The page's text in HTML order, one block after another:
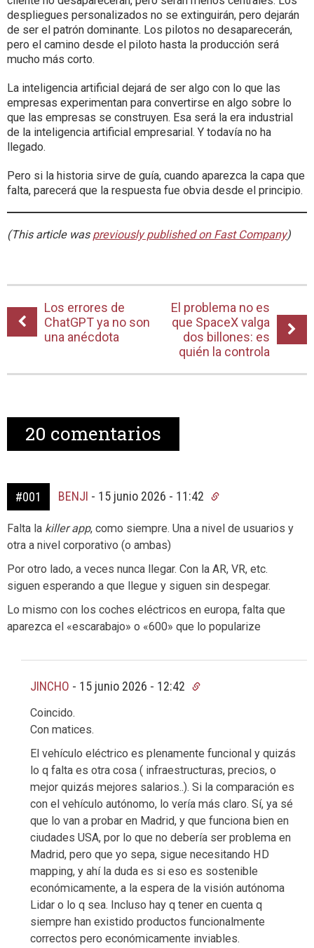
despliegues personalizados no se extinguirán, pero dejarán
de ser el patrón dominante. Los pilotos no desaparecerán,
pero el camino desde el piloto hasta la producción será
mucho más corto.
La inteligencia artificial dejará de ser algo con lo que las
empresas experimentan para convertirse en algo sobre lo
que las empresas se construyen. Esa será la era industrial
de la inteligencia artificial empresarial. Y todavía no ha
llegado.
Pero si la historia sirve de guía, cuando aparezca la capa que
falta, parecerá que la respuesta fue obvia desde el principio.
(This article was previously published on Fast Company)
Los errores de
ChatGPT ya no son
una anécdota
El problema no es
que SpaceX valga
dos billones: es
quién la controla
20 comentarios
#001 BENJI - 15 junio 2026 - 11:42
Falta la killer app, como siempre. Una a nivel de usuarios y
otra a nivel corporativo (o ambas)
Por otro lado, a veces nunca llegar. Con la AR, VR, etc.
siguen esperando a que llegue y siguen sin despegar.
Lo mismo con los coches eléctricos en europa, falta que
aparezca el «escarabajo» o «600» que lo popularize
JINCHO - 15 junio 2026 - 12:42
Coincido.
Con matices.
El vehículo eléctrico es plenamente funcional y quizás
lo q falta es otra cosa ( infraestructuras, precios, o
mejor quizás mejores salarios..). Si la comparación es
con el vehículo autónomo, lo vería más claro. Sí, ya sé
que lo van a probar en Madrid, y que funciona bien en
ciudades USA, por lo que no debería ser problema en
Madrid, pero que yo sepa, sigue necesitando HD
mapping, y ahí la duda es si eso es sostenible
económicamente, a la espera de la visión autónoma
Lidar o lo q sea. Incluso hay q tener en cuenta q
siempre han existido productos funcionalmente
correctos pero económicamente inviables.